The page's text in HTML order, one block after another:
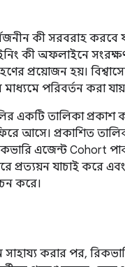
কী সরবরাহ করবে
কী অফলাইনে
প্রয়োজন হয়।
পরিবর্তন করা
একটি তালিকা
আসে। প্রকাশিত
এজেন্ট Cohort
প্রত্যয়ন যাচাই করে
করে।
সাহায্য করার পর,